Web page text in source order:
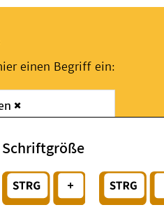
einen Begriff ein:
für Ihren
Schriftgröße